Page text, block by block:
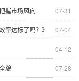
07-31
握市场风向
07-04
率达标了吗？》
04-12
07-28
貌